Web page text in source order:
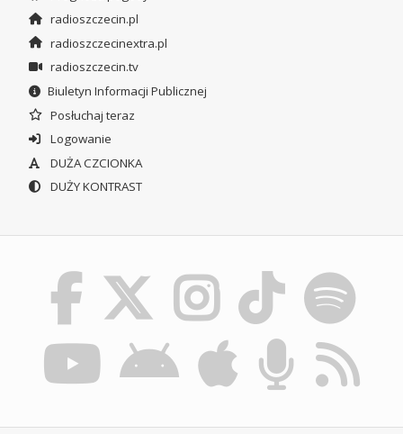
radioszczecin.pl
radioszczecinextra.pl
radioszczecin.tv
Biuletyn Informacji Publicznej
Posłuchaj teraz
Logowanie
DUŻA CZCIONKA
DUŻY KONTRAST